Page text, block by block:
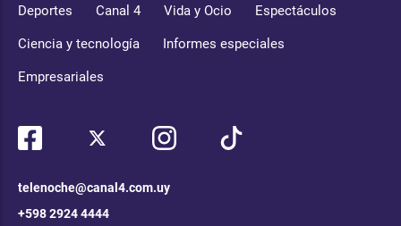
Deportes Canal 4 Vida y Ocio Espectáculos
Ciencia y tecnología Informes especiales
Empresariales
telenoche@canal4.com.uy
+598 2924 4444